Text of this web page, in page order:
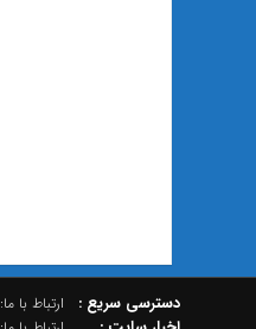
دسترسي سريع : ارتباط با ما: